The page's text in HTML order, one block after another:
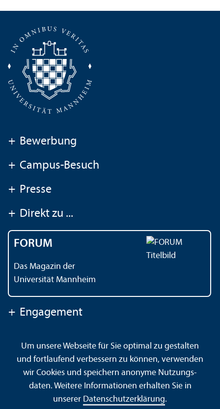
+ Bewerbung
+ Campus-Besuch
+ Presse
+ Direkt zu ...
FORUM
Das Magazin der
Universität Mannheim
+ Engagement
Kontakt Impressum Datenschutz
Barrierefreiheit
Gebärdensprache
Leichte Sprache
Sitemap
Hausordnung
Sicherheit und Notfälle
Um unsere Webseite für Sie optimal zu gestalten
und fortlaufend verbessern zu können, verwenden
wir Cookies und speichern anonyme Nutzungs­
daten. Weitere Informationen erhalten Sie in
unserer Datenschutz­erklärung.